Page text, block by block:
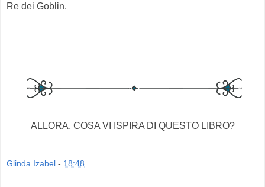
Re dei Goblin.
ALLORA, COSA VI ISPIRA DI QUESTO LIBRO?
Glinda Izabel - 18:48